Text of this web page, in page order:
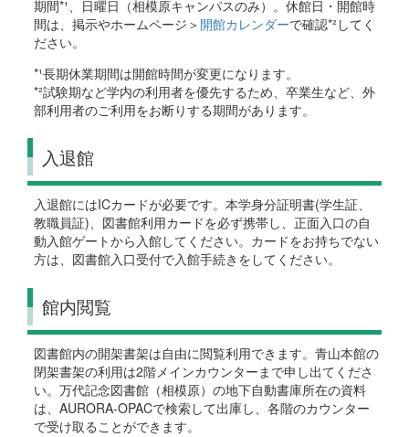
期間*¹、日曜日（相模原キャンパスのみ）。休館日・開館時
間は、掲示やホームページ＞ 開館カレンダーで確認*²してく
ださい。
*¹長期休業期間は開館時間が変更になります。
*²試験期など学内の利用者を優先するため、卒業生など、外
部利用者のご利用をお断りする期間があります。
入退館
入退館にはICカードが必要です。本学身分証明書(学生証、
教職員証)、図書館利用カードを必ず携帯し、正面入口の自
動入館ゲートから入館してください。カードをお持ちでない
方は、図書館入口受付で入館手続きをしてください。
館内閲覧
図書館内の開架書架は自由に閲覧利用できます。青山本館の
閉架書架の利用は2階メインカウンターまで申し出てくださ
い。万代記念図書館（相模原）の地下自動書庫所在の資料
は、AURORA-OPACで検索して出庫し、各階のカウンター
で受け取ることができます。